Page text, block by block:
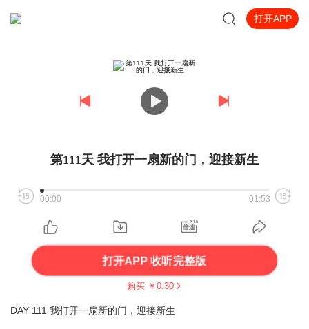
打开APP
第111天 我打开一扇新的门，迎接新生
00:00 01:53
打开APP 收听完整版
购买 ￥ 0.30
DAY 111 我打开一扇新的门，迎接新生